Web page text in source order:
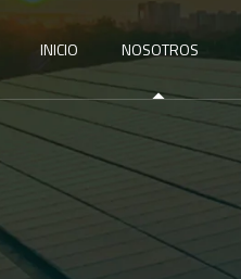
INICIO NOSOTROS